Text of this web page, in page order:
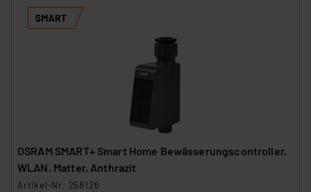
OSRAM SMART+ Smart Home Bewässerungscontroller,
WLAN, Matter, Anthrazit
Artikel-Nr. 258126